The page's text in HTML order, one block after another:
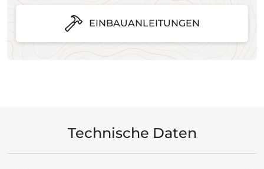
EINBAUANLEITUNGEN
Technische Daten